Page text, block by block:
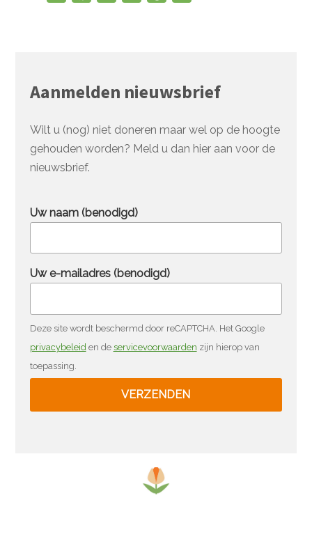
Aanmelden nieuwsbrief
Wilt u (nog) niet doneren maar wel op de hoogte
gehouden worden? Meld u dan hier aan voor de
nieuwsbrief.
Uw naam (benodigd)
Uw e-mailadres (benodigd)
Deze site wordt beschermd door reCAPTCHA. Het Google
privacybeleid en de servicevoorwaarden zijn hierop van
toepassing.